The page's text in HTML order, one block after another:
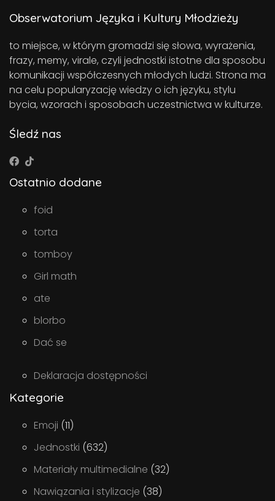
Obserwatorium Języka i Kultury Młodzieży
to miejsce, w którym gromadzi się słowa, wyrażenia,
frazy, memy, virale, czyli jednostki istotne dla sposobu
komunikacji współczesnych młodych ludzi. Strona ma
na celu popularyzację wiedzy o ich języku, stylu
bycia, wzorach i sposobach uczestnictwa w kulturze.
Śledź nas
Ostatnio dodane
foid
torta
tomboy
Girl math
ate
blorbo
Dać se
Deklaracja dostępności
Kategorie
Emoji (11)
Jednostki (632)
Materiały multimedialne (32)
Nawiązania i stylizacje (38)